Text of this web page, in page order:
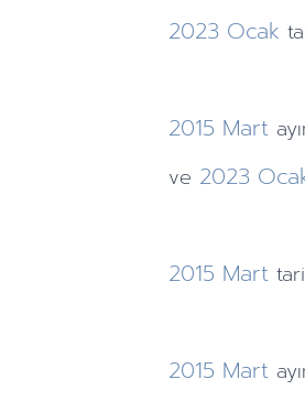
2023 Ocak
2015 Mart
ve 2023
2015 Mart
2015 Mart